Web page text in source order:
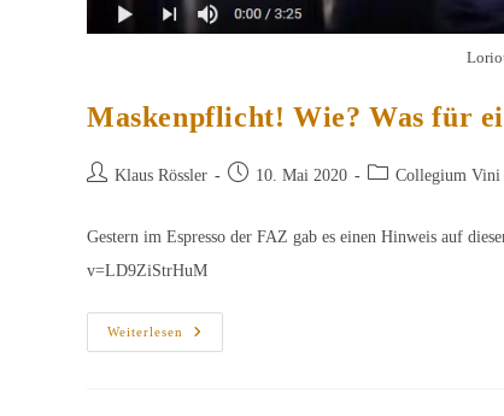
Maskenpflicht! Wie? Was für
Beitrags-
Klaus Rössler
Beitrag10. Mai 2020
Beitrags-
Collegium Vini
Gestern im Espresso der FAZ gab es einen Hinweis auf
v=LD9ZiStrHuM
Weiterlesen
Maskenpflicht!
Wie?